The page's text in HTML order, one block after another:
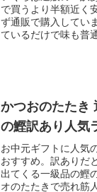
で買うより半額近く
ず通販で購入してい
ているだけで味も普
かつおのたたき
の鰹訳あり人気
お中元ギフトに人気
おすすめ。訳ありだ
出てくる一級品の鰹
オのたたきで売れ筋